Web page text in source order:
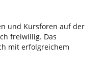
und Kursforen auf der
freiwillig. Das
mit erfolgreichem